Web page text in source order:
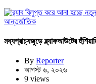
আন্তর্জাতিক
মধ্যপ্রাচ্যজুড়ে ব্ল্যাকআউটের
By Reporter
আগস্ট ৬, ২০২৬
9 views